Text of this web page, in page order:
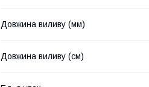
Довжина виливу (мм)
Довжина виливу (см)